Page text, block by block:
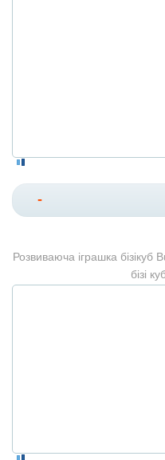
-
Розвиваюча іграшка бізікуб
бізі